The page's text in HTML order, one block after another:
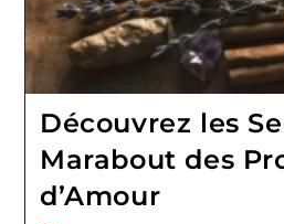
Découvrez les
Marabout des
d’Amour